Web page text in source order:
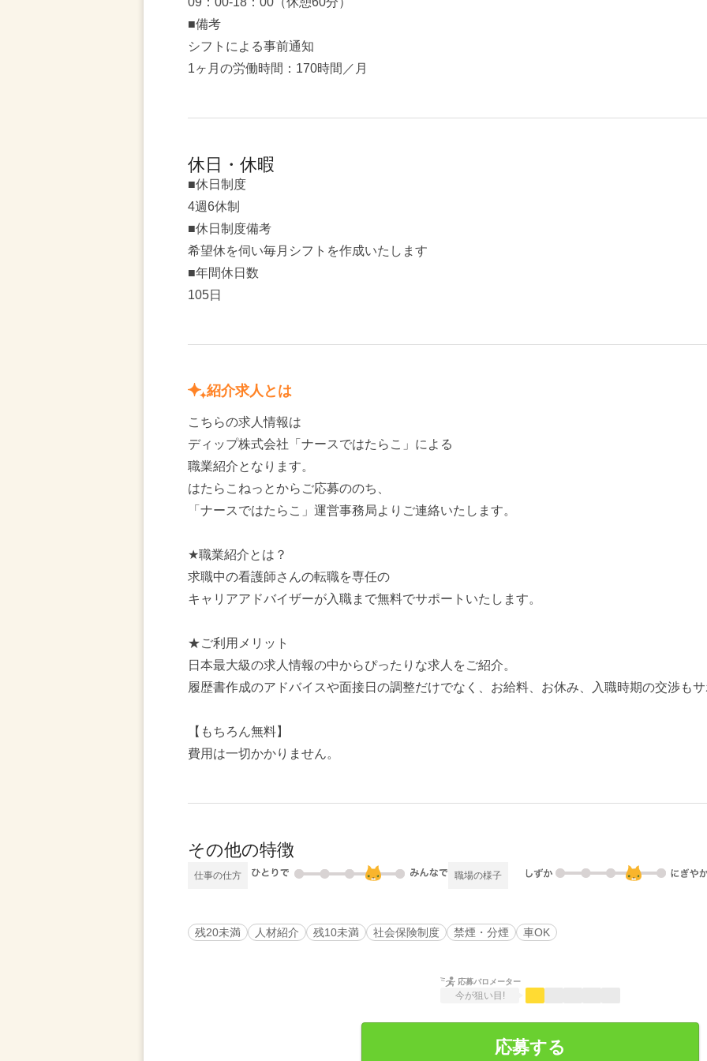
■備考
シフトによる事前通知
1ヶ月の労働時間：170時間／月
休日・休暇
■休日制度
4週6休制
■休日制度備考
希望休を伺い毎月シフトを作成いたします
■年間休日数
105日
紹介求人とは
こちらの求人情報は
ディップ株式会社「ナースではたらこ」による
職業紹介となります。
はたらこねっとからご応募ののち、
「ナースではたらこ」運営事務局よりご連絡いたします。
★職業紹介とは？
求職中の看護師さんの転職を専任の
キャリアアドバイザーが入職まで無料でサポートいたします。
★ご利用メリット
日本最大級の求人情報の中からぴったりな求人をご紹介。
履歴書作成のアドバイスや面接日の調整だけでなく、お給料、お休み、入職時期の交渉もサ
【もちろん無料】
費用は一切かかりません。
その他の特徴
仕事の仕方 職場の様子
残20未満 人材紹介 残10未満 社会保険制度 禁煙・分煙 車OK
応募バロメーター
今が狙い目!
応募する